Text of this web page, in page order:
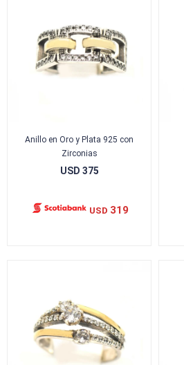
Anillo en Oro y Plata 925 con
Zirconias
USD 375
USD 319